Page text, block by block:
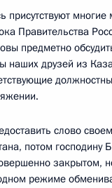
присутствуют
Правительства
предметно
наших друзей из
слово
потом
закрытом,
режиме